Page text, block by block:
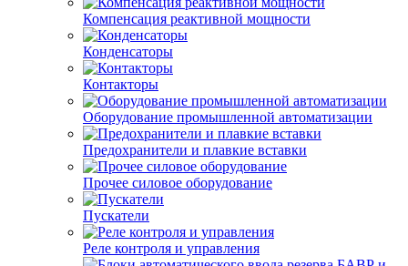
Компенсация реактивной мощности
Конденсаторы
Контакторы
Оборудование промышленной автоматизации
Предохранители и плавкие вставки
Прочее силовое оборудование
Пускатели
Реле контроля и управления